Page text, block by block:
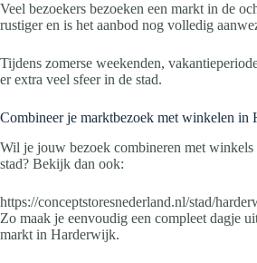
Veel bezoekers bezoeken een markt in de
rustiger en is het aanbod nog volledig
Tijdens zomerse weekenden,
er extra veel sfeer in de stad.
Combineer je marktbezoek met winkelen in
Wil je jouw bezoek combineren met winkels
stad? Bekijk dan ook:
https://conceptstoresnederland.nl/stad/
Zo maak je eenvoudig een compleet dagje
markt in Harderwijk.